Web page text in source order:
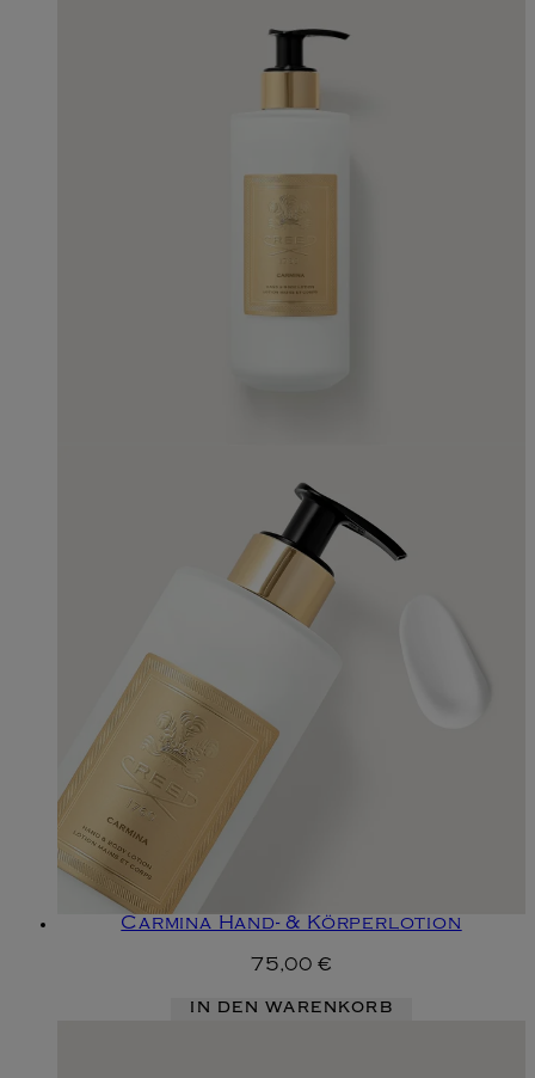
Carmina Hand- & Körperlotion
75,00 €
IN DEN WARENKORB